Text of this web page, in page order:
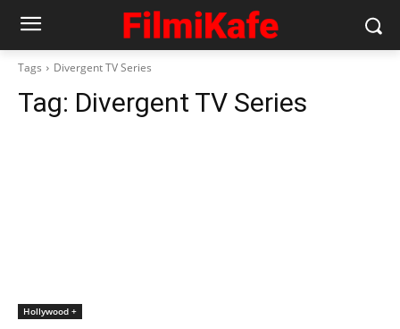
Tags Divergent TV Series
Tag: Divergent TV Series
Hollywood +